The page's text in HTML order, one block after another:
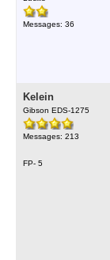
Messages: 36
Kelein
Gibson EDS-1275
Messages: 213
FP- 5